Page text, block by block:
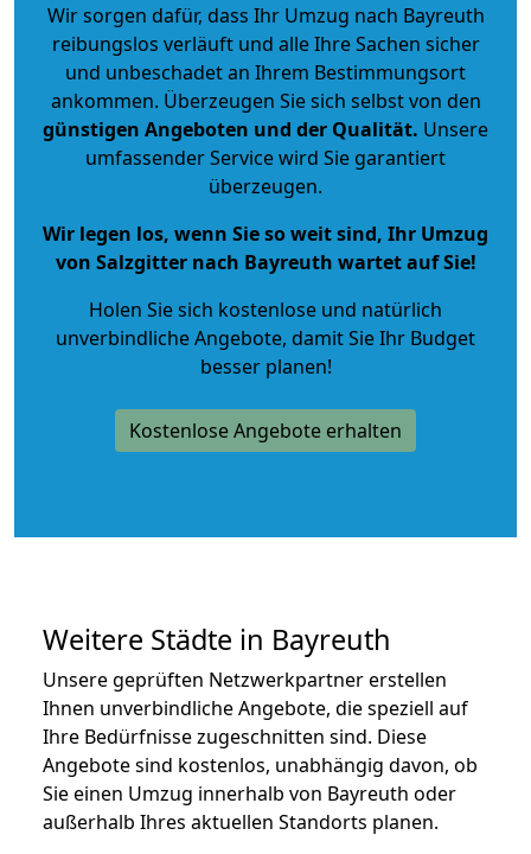
Wir sorgen dafür, dass Ihr Umzug nach Bayreuth
reibungslos verläuft und alle Ihre Sachen sicher
und unbeschadet an Ihrem Bestimmungsort
ankommen. Überzeugen Sie sich selbst von den
günstigen Angeboten und der Qualität. Unsere
umfassender Service wird Sie garantiert
überzeugen.
Wir legen los, wenn Sie so weit sind, Ihr Umzug
von Salzgitter nach Bayreuth wartet auf Sie!
Holen Sie sich kostenlose und natürlich
unverbindliche Angebote, damit Sie Ihr Budget
besser planen!
Kostenlose Angebote erhalten
Weitere Städte in Bayreuth
Unsere geprüften Netzwerkpartner erstellen
Ihnen unverbindliche Angebote, die speziell auf
Ihre Bedürfnisse zugeschnitten sind. Diese
Angebote sind kostenlos, unabhängig davon, ob
Sie einen Umzug innerhalb von Bayreuth oder
außerhalb Ihres aktuellen Standorts planen.